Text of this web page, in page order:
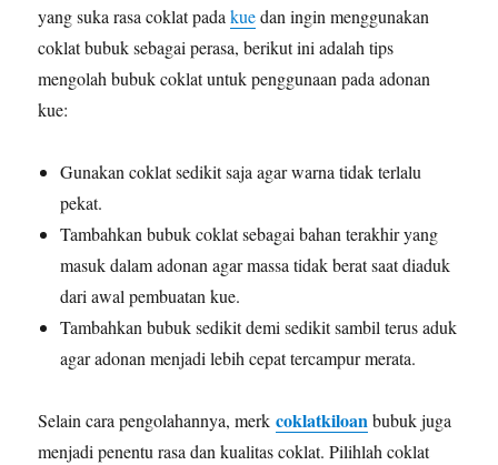
yang suka rasa coklat padakuedan ingin menggunakan
coklat bubuk sebagai perasa, berikut ini adalah tips
mengolah bubuk coklat untuk penggunaan pada adonan
kue:
Gunakan coklat sedikit saja agar warna tidak terlalu
pekat.
Tambahkan bubuk coklat sebagai bahan terakhir yang
masuk dalam adonan agar massa tidak berat saat diaduk
dari awal pembuatan kue.
Tambahkan bubuk sedikit demi sedikit sambil terus aduk
agar adonan menjadi lebih cepat tercampur merata.
Selain cara pengolahannya, merkcoklatkiloanbubuk juga
menjadi penentu rasa dan kualitas coklat. Pilihlah coklat